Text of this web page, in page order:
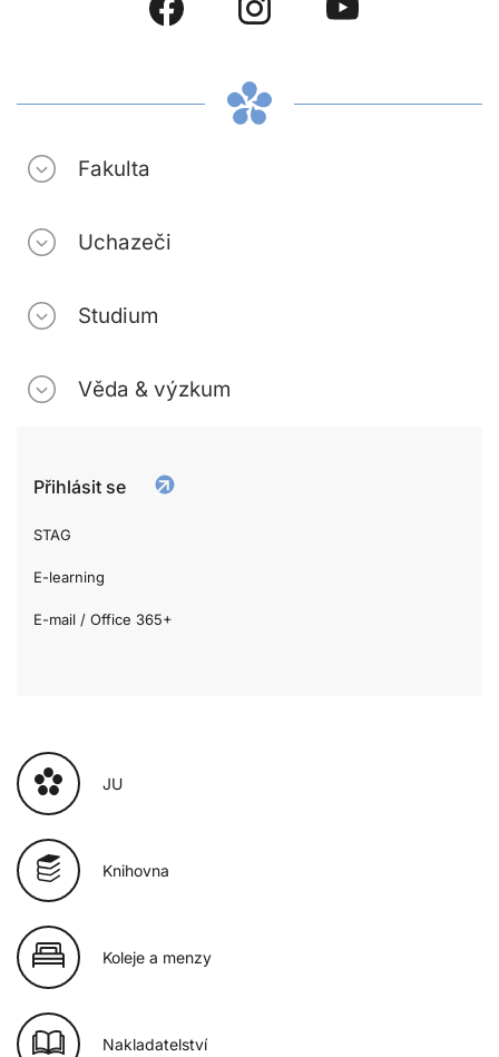
Fakulta
Uchazeči
Studium
Věda & výzkum
Přihlásit se
STAG
E-learning
E-mail / Office 365+
JU
Knihovna
Koleje a menzy
Nakladatelství